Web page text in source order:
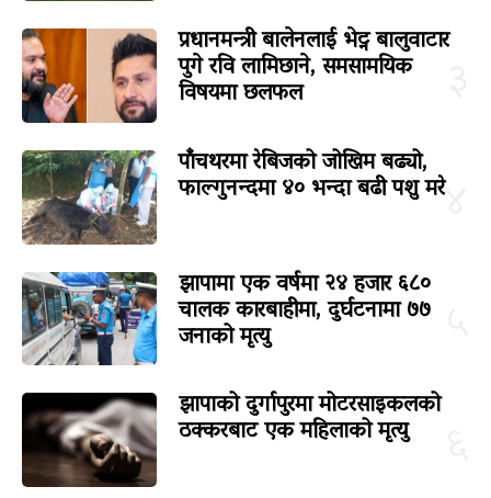
प्रधानमन्त्री बालेनलाई भेट्न बालुवाटार
पुगे रवि लामिछाने, समसामयिक
विषयमा छलफल
४
पाँचथरमा रेबिजको जोखिम बढ्यो,
फाल्गुनन्दमा ४० भन्दा बढी पशु मरे
झापामा एक वर्षमा २४ हजार ६८०
चालक कारबाहीमा, दुर्घटनामा ७७
जनाको मृत्यु
झापाको दुर्गापुरमा मोटरसाइकलको
ठक्करबाट एक महिलाको मृत्यु